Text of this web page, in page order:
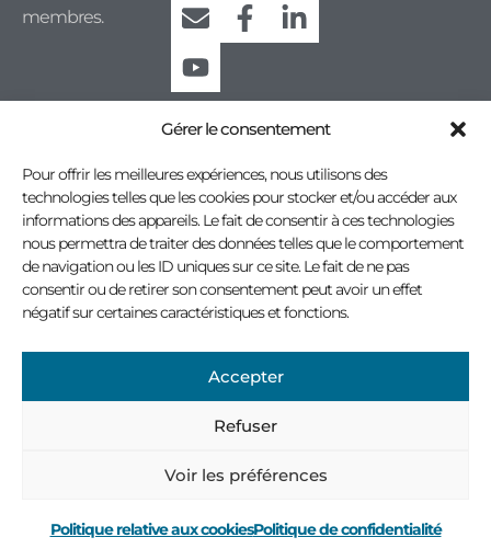
Gérer le consentement
Pour offrir les meilleures expériences, nous utilisons des
technologies telles que les cookies pour stocker et/ou accéder aux
informations des appareils. Le fait de consentir à ces technologies
nous permettra de traiter des données telles que le comportement
de navigation ou les ID uniques sur ce site. Le fait de ne pas
consentir ou de retirer son consentement peut avoir un effet
négatif sur certaines caractéristiques et fonctions.
Accepter
Refuser
Voir les préférences
Politique relative aux cookiesPolitique de confidentialité
membres.
Tous droits réservés © 2026 Association des professionnels à l'outillage municipal
Conception site Internet : Virage multimédia